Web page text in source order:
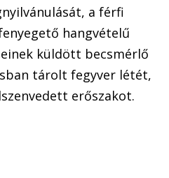
a férfi
hangvételű
küldött becsmérlő
tárolt fegyver létét,
erőszakot.